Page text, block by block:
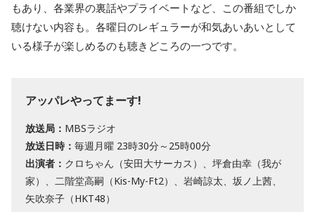
もあり、各業界の裏話やプライベートなど、この番組でしか
聴けない内容も。各曜日のレギュラーが和気あいあいとして
いる様子が楽しめるのも聴きどころの一つです。
アッパレやってまーす!
放送局： MBSラジオ
放送日時： 毎週月曜 23時30分～25時00分
出演者： クロちゃん（安田大サーカス）、坪倉由幸（我が
家）、二階堂高嗣（Kis-My-Ft2）、岩崎諒太、坂ノ上茜、
矢吹奈子（HKT48）